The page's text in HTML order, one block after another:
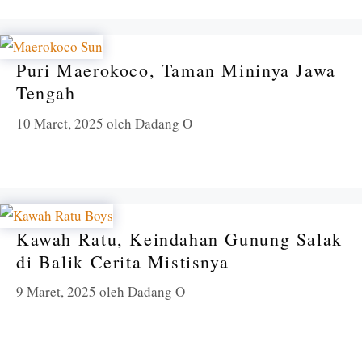
Puri Maerokoco, Taman Mininya Jawa
Tengah
10 Maret, 2025 oleh Dadang O
Kawah Ratu, Keindahan Gunung Salak
di Balik Cerita Mistisnya
9 Maret, 2025 oleh Dadang O